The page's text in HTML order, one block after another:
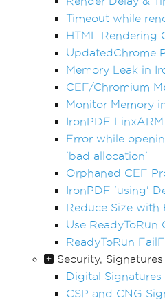
Timeout while
HTML Rendering
UpdatedChrome
Memory Leak in
CEF/Chromium
Monitor Memory
IronPDF
Error while
'bad allocation'
Orphaned CEF
IronPDF 'using'
Reduce Size with
Use ReadyToRun
ReadyToRun
Security,
Digital Signatures
CSP and CNG